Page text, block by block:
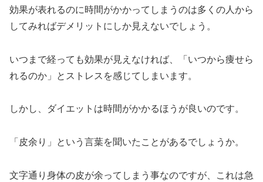
効果が表れるのに時間がかかってしまうのは多くの人から
してみればデメリットにしか見えないでしょう。
いつまで経っても効果が見えなければ、「いつから痩せら
れるのか」とストレスを感じてしまいます。
しかし、ダイエットは時間がかかるほうが良いのです。
「皮余り」という言葉を聞いたことがあるでしょうか。
文字通り身体の皮が余ってしまう事なのですが、これは急